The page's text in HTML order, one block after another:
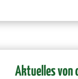
Aktuelles von